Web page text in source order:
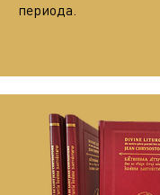
периода.